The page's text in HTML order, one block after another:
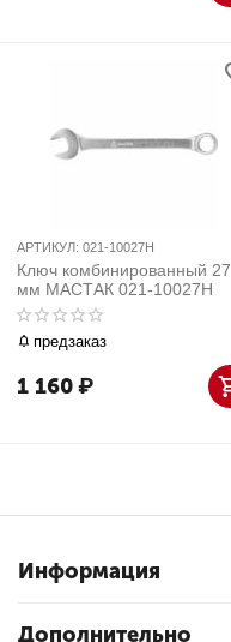
АРТИКУЛ: 021-10027H
Ключ комбинированный 27
мм МАСТАК 021-10027H
предзаказ
1 160₽
Информация
Дополнительно